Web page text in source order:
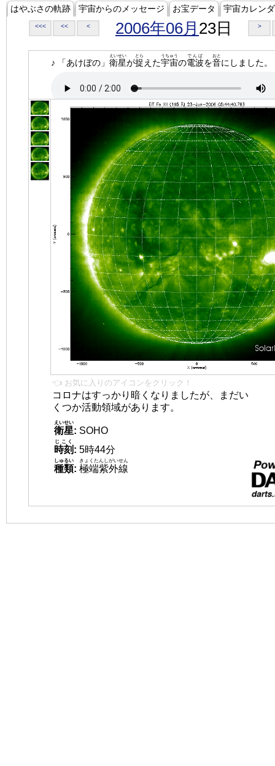
はやぶさの軌跡 宇宙からのメッセージ お宝データ 宇宙カレン
<<< << < 2006年06月 23日 >
♪ 「あけぼの」 衛星
えいせい
が捉
とら
えた宇宙
うちゅう
の電波
でんぱ
を音
おと
にしました。
👈 お気に入りのアイコンをクリック！
コロナはすっかり暗くなりましたが、まだい
くつか活動領域があります。
衛星
えいせい
: SOHO
時刻
じこく
: 5時44分
種類
しゅるい
: 極端紫外線
きょくたんしがいせん